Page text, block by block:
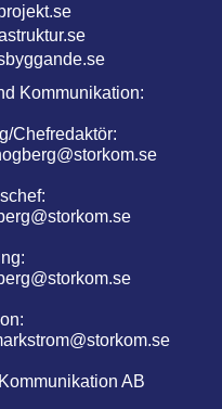
Kommunikation:
Chefredaktör:
AB